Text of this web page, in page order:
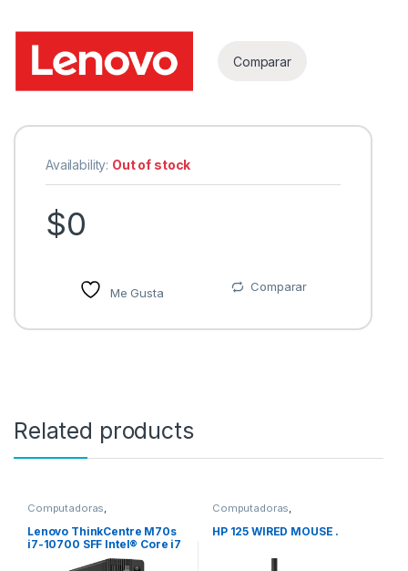
Comparar
Availability: Out of stock
$0
Me Gusta Comparar
Related products
Computadoras,
Lenovo ThinkCentre M70s
i7-10700 SFF Intel® Core i7
8 GB DDR4-SDRAM 256 GB
Computadoras,
HP 125 WIRED MOUSE .